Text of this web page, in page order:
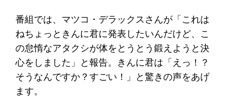
番組では、マツコ・デラックスさんが「これは
ねちょっときんに君に発表したいんだけど、こ
の怠惰なアタクシが体をとうとう鍛えようと決
心をしました」と報告。きんに君は「えっ！？
そうなんですか？すごい！」と驚きの声をあげ
ます。